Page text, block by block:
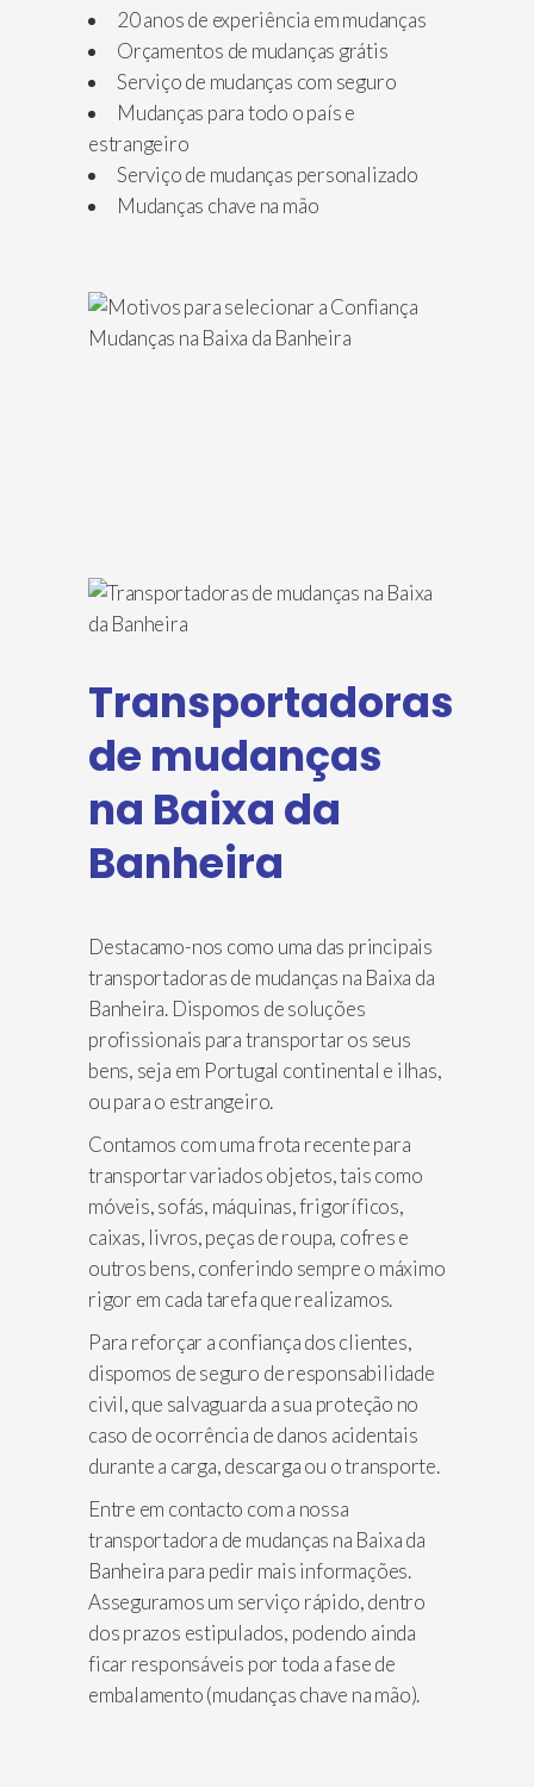
20 anos de experiência em mudanças
Orçamentos de mudanças grátis
Serviço de mudanças com seguro
Mudanças para todo o país e
estrangeiro
Serviço de mudanças personalizado
Mudanças chave na mão
Transportadoras
de mudanças
na Baixa da
Banheira
Destacamo-nos como uma das principais
transportadoras de mudanças na Baixa da
Banheira. Dispomos de soluções
profissionais para transportar os seus
bens, seja em Portugal continental e ilhas,
ou para o estrangeiro.
Contamos com uma frota recente para
transportar variados objetos, tais como
móveis, sofás, máquinas, frigoríficos,
caixas, livros, peças de roupa, cofres e
outros bens, conferindo sempre o máximo
rigor em cada tarefa que realizamos.
Para reforçar a confiança dos clientes,
dispomos de seguro de responsabilidade
civil, que salvaguarda a sua proteção no
caso de ocorrência de danos acidentais
durante a carga, descarga ou o transporte.
Entre em contacto com a nossa
transportadora de mudanças na Baixa da
Banheira para pedir mais informações.
Asseguramos um serviço rápido, dentro
dos prazos estipulados, podendo ainda
ficar responsáveis por toda a fase de
embalamento (mudanças chave na mão).